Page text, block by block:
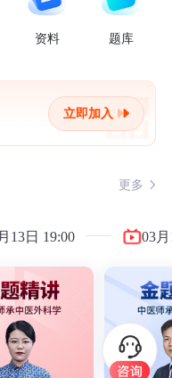
资料 题库
立即加入
更多
13日 19:00 03